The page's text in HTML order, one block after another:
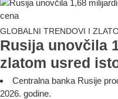
GLOBALNI TRENDOVI I
Rusija unovčila
zlatom usred
Centralna banka Rusije
2026. godine.